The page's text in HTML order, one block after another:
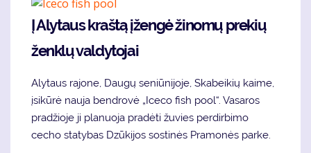
Į Alytaus kraštą įžengė žinomų prekių
ženklų valdytojai
Alytaus rajone, Daugų seniūnijoje, Skabeikių kaime,
įsikūrė nauja bendrovė „Iceco fish pool“. Vasaros
pradžioje ji planuoja pradėti žuvies perdirbimo
cecho statybas Dzūkijos sostinės Pramonės parke.